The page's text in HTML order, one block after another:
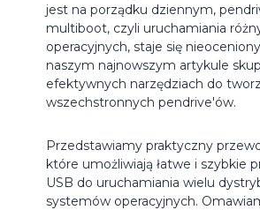
jest na porządku dziennym,
multiboot, czyli uruchamiania
operacyjnych, staje się
naszym najnowszym artykule
efektywnych narzędziach do
wszechstronnych pendrive'ów.
Przedstawiamy praktyczny
które umożliwiają łatwe i szybkie
USB do uruchamiania wielu
systemów operacyjnych.